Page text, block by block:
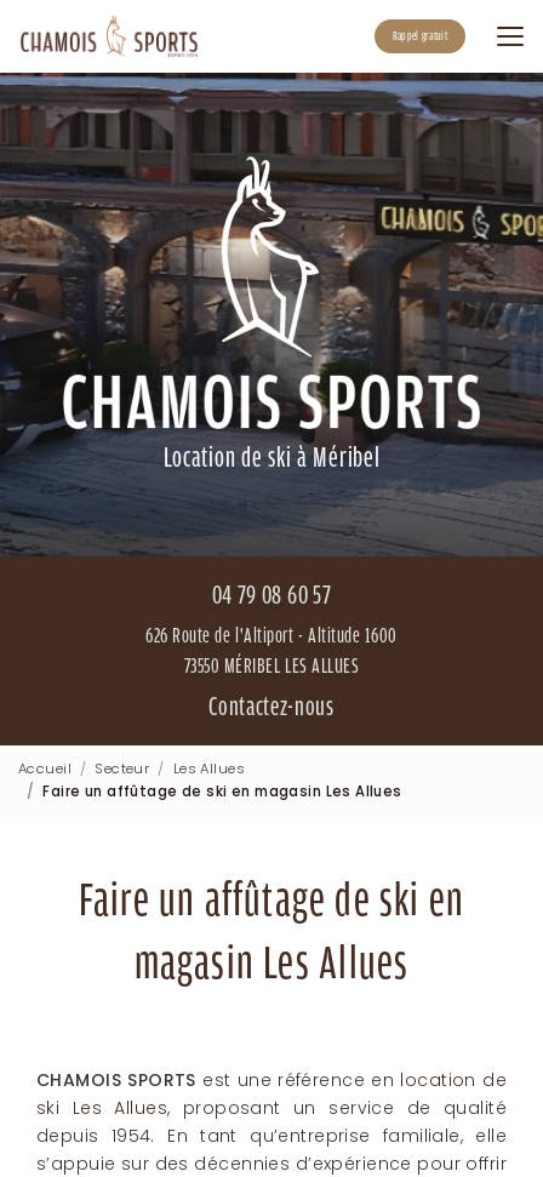
au
contenu
principal
Rappel gratuit
Location de ski à Méribel
04 79 08 60 57
626 Route de l'Altiport - Altitude 1600
73550 MÉRIBEL LES ALLUES
Contactez-nous
Accueil Secteur
Les Allues
Faire un affûtage de ski en magasin Les Allues
Faire un affûtage de ski en
magasin Les Allues
CHAMOIS SPORTS est une référence en location de
ski Les Allues, proposant un service de qualité
depuis 1954. En tant qu’entreprise familiale, elle
s’appuie sur des décennies d’expérience pour offrir